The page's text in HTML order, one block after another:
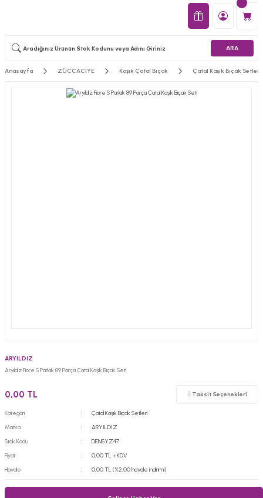
ARA
Anasayfa ZÜCCACİYE Kaşık Çatal Bıçak Çatal Kaşık Bıçak Setleri
ARYILDIZ
Aryıldız Fiore S Parlak 89 Parça Çatal Kaşık Bıçak Seti
0,00 TL Taksit Seçenekleri
Kategori
Çatal Kaşık Bıçak Setleri
Marka
ARYILDIZ
Stok Kodu
DENSYZ47
Fiyat
0,00 TL + KDV
Havale
0,00 TL (%2,00 havale indirimi)